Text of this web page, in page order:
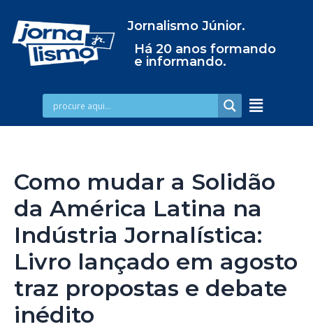
Jornalismo Júnior.
Há 20 anos formando
e informando.
Como mudar a Solidão
da América Latina na
Indústria Jornalística:
Livro lançado em agosto
traz propostas e debate
inédito